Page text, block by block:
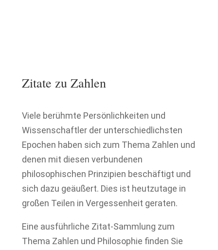
Zitate zu Zahlen
Viele berühmte Persönlichkeiten und
Wissenschaftler der unterschiedlichsten
Epochen haben sich zum Thema Zahlen und
denen mit diesen verbundenen
philosophischen Prinzipien beschäftigt und
sich dazu geäußert. Dies ist heutzutage in
großen Teilen in Vergessenheit geraten.
Eine ausführliche Zitat-Sammlung zum
Thema Zahlen und Philosophie finden Sie